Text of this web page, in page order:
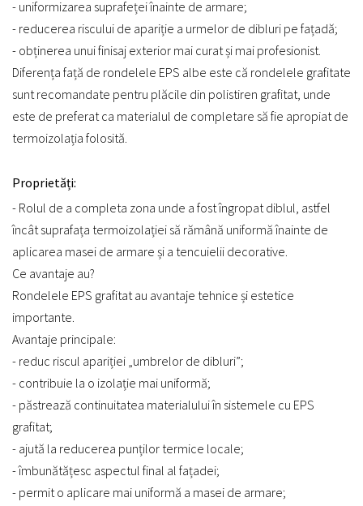
- uniformizarea suprafeței înainte de armare;
- reducerea riscului de apariție a urmelor de dibluri pe fațadă;
- obținerea unui finisaj exterior mai curat și mai profesionist.
Diferența față de rondelele EPS albe este că rondelele grafitate
sunt recomandate pentru plăcile din polistiren grafitat, unde
este de preferat ca materialul de completare să fie apropiat de
termoizolația folosită.
Proprietăți:
- Rolul de a completa zona unde a fost îngropat diblul, astfel
încât suprafața termoizolației să rămână uniformă înainte de
aplicarea masei de armare și a tencuielii decorative.
Ce avantaje au?
Rondelele EPS grafitat au avantaje tehnice și estetice
importante.
Avantaje principale:
- reduc riscul apariției „umbrelor de dibluri”;
- contribuie la o izolație mai uniformă;
- păstrează continuitatea materialului în sistemele cu EPS
grafitat;
- ajută la reducerea punților termice locale;
- îmbunătățesc aspectul final al fațadei;
- permit o aplicare mai uniformă a masei de armare;